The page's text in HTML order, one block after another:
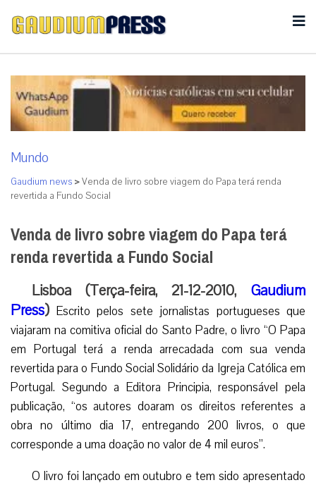
Mundo
Gaudium news >Venda de livro sobre viagem do Papa terá renda
revertida a Fundo Social
Venda de livro sobre viagem do Papa terá
renda revertida a Fundo Social
Lisboa (Terça-feira, 21-12-2010, Gaudium
Press) Escrito pelos sete jornalistas portugueses que
viajaram na comitiva oficial do Santo Padre, o livro “O Papa
em Portugal terá a renda arrecadada com sua venda
revertida para o Fundo Social Solidário da Igreja Católica em
Portugal. Segundo a Editora Principia, responsável pela
publicação, “os autores doaram os direitos referentes a
obra no último dia 17, entregando 200 livros, o que
corresponde a uma doação no valor de 4 mil euros”.
O livro foi lançado em outubro e tem sido apresentado